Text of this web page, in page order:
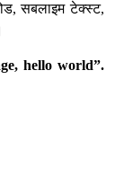
सबलाइम टेक्स्ट,
hello world”.